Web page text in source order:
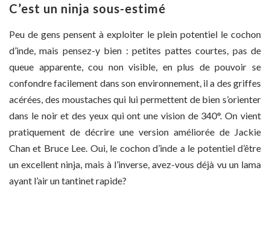
C’est un ninja sous-estimé
Peu de gens pensent à exploiter le plein potentiel le cochon
d’inde, mais pensez-y bien : petites pattes courtes, pas de
queue apparente, cou non visible, en plus de pouvoir se
confondre facilement dans son environnement, il a des griffes
acérées, des moustaches qui lui permettent de bien s’orienter
dans le noir et des yeux qui ont une vision de 340°. On vient
pratiquement de décrire une version améliorée de Jackie
Chan et Bruce Lee. Oui, le cochon d’inde a le potentiel d’être
un excellent ninja, mais à l’inverse, avez-vous déjà vu un lama
ayant l’air un tantinet rapide?